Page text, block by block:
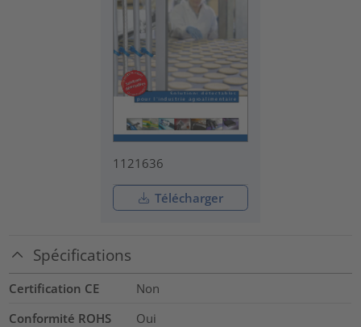
1121636
Télécharger
Spécifications
Certification CE
Non
Conformité ROHS
Oui